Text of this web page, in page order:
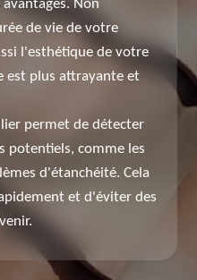
Non
de vie de votre
l'esthétique de votre
est plus attrayante et
permet de détecter
potentiels, comme les
d'étanchéité. Cela
et d'éviter des